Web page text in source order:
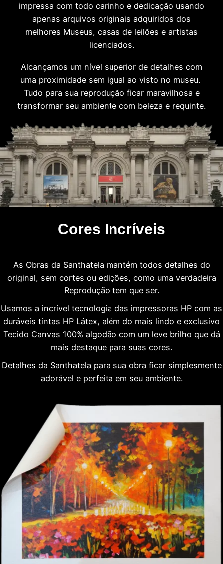
impressa com todo carinho e dedicação usando
apenas arquivos originais adquiridos dos
melhores Museus, casas de leilões e artistas
licenciados.
Alcançamos um nível superior de detalhes com
uma proximidade sem igual ao visto no museu.
Tudo para sua reprodução ficar maravilhosa e
transformar seu ambiente com beleza e requinte.
Cores Incríveis
As Obras da Santhatela mantém todos detalhes do
original, sem cortes ou edições, como uma verdadeira
Reprodução tem que ser.
Usamos a incrível tecnologia das impressoras HP com as
duráveis tintas HP Látex, além do mais lindo e exclusivo
Tecido Canvas 100% algodão com um leve brilho que dá
mais destaque para suas cores.
Detalhes da Santhatela para sua obra ficar simplesmente
adorável e perfeita em seu ambiente.